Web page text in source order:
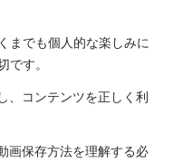
までも個人的な楽しみに
す。
、コンテンツを正しく利
画保存方法を理解する必